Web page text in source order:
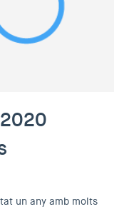
un any amb molts